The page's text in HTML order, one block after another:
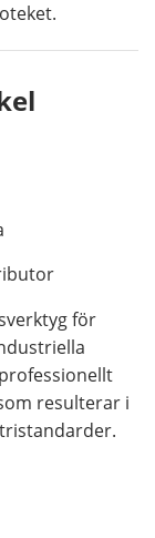
för
resulterar i